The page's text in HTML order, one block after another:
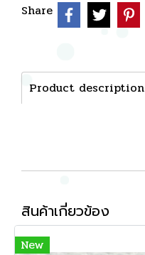
Share
Product description
สินค้าเกี่ยวข้อง
New